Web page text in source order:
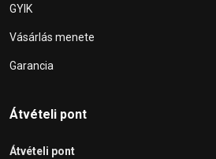
GYIK
Vásárlás menete
Garancia
Átvételi pont
Átvételi pont